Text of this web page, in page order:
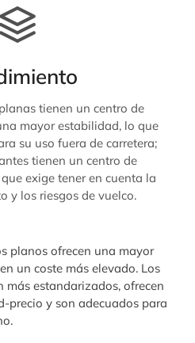
tienen un centro de
mayor estabilidad, lo que
su uso fuera de carretera;
tienen un centro de
exige tener en cuenta la
y los riesgos de vuelco.
planos ofrecen una mayor
un coste más elevado. Los
más estandarizados, ofrecen
precio y son adecuados para